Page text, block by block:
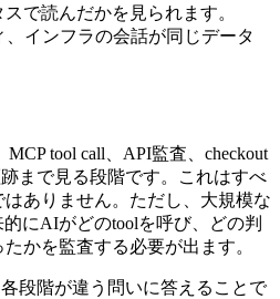
で読んだかを見られます。
、インフラの会話が同じデータ
MCP tool call、API監査、checkout
跡まで見る段階です。これはすべ
ありません。ただし、大規模な
的にAIがどのtoolを呼び、どの判
かを監査する必要が出ます。
各段階が違う問いに答えることで